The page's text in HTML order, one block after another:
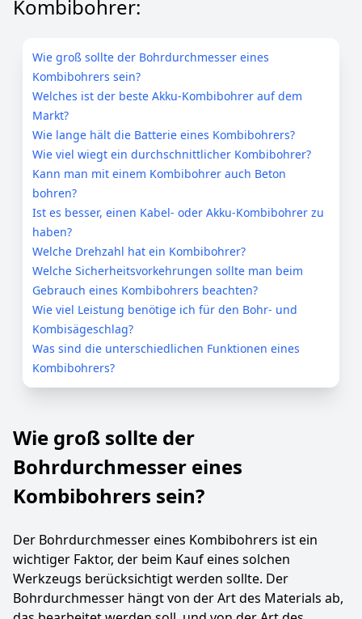
Kombibohrer:
Wie groß sollte der Bohrdurchmesser eines
Kombibohrers sein?
Welches ist der beste Akku-Kombibohrer auf dem
Markt?
Wie lange hält die Batterie eines Kombibohrers?
Wie viel wiegt ein durchschnittlicher Kombibohrer?
Kann man mit einem Kombibohrer auch Beton
bohren?
Ist es besser, einen Kabel- oder Akku-Kombibohrer zu
haben?
Welche Drehzahl hat ein Kombibohrer?
Welche Sicherheitsvorkehrungen sollte man beim
Gebrauch eines Kombibohrers beachten?
Wie viel Leistung benötige ich für den Bohr- und
Kombisägeschlag?
Was sind die unterschiedlichen Funktionen eines
Kombibohrers?
Wie groß sollte der
Bohrdurchmesser eines
Kombibohrers sein?
Der Bohrdurchmesser eines Kombibohrers ist ein
wichtiger Faktor, der beim Kauf eines solchen
Werkzeugs berücksichtigt werden sollte. Der
Bohrdurchmesser hängt von der Art des Materials ab,